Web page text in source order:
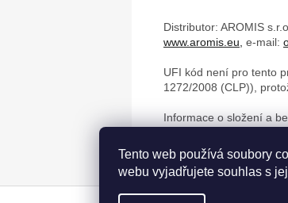
Tento web používá soubory
webu vyjadřujete souhlas s
Distributor: AROMIS
www.aromis.eu, e-mail:
UFI kód není pro tento
1272/2008 (CLP)),
Informace o složení a